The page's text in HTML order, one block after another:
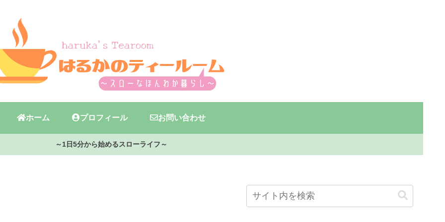
ホーム プロフィール お問い合わせ
～1日5分から始めるスローライフ～